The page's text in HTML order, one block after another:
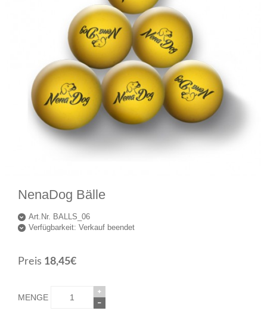
NenaDog Bälle
Art.Nr. BALLS_06
Verfügbarkeit: Verkauf beendet
Preis 18,45€
MENGE